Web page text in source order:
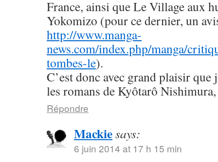
France, ainsi que Le Village aux
Yokomizo (pour ce dernier, un
http://www.manga-
news.com/index.php/manga/
tombes-le).
C’est donc avec grand plaisir que
les romans de Kyôtarô
Répondre
Mackiesays:
6 juin 2014 at 17 h 15 min